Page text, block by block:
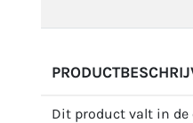
Dit product valt in de